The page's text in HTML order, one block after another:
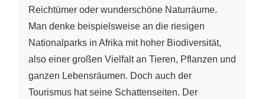
Reichtümer oder wunderschöne Naturräume.
Man denke beispielsweise an die riesigen
Nationalparks in Afrika mit hoher Biodiversität,
also einer großen Vielfalt an Tieren, Pflanzen und
ganzen Lebensräumen. Doch auch der
Tourismus hat seine Schattenseiten. Der